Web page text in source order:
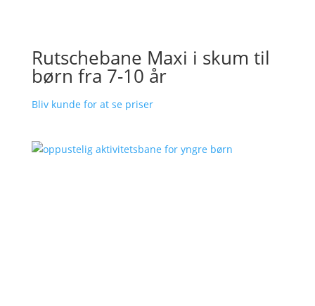
Rutschebane Maxi i skum til
børn fra 7-10 år
Bliv kunde for at se priser